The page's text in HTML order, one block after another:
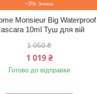
–3%
Monsieur Big Waterproof
10ml Туш для вій
1 050 ₴
1 019 ₴
Готово до відправки